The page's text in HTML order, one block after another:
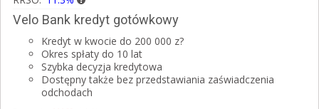
Velo Bank kredyt gotówkowy
Kredyt w kwocie do 200 000 z?
Okres spłaty do 10 lat
Szybka decyzja kredytowa
Dostępny także bez przedstawiania zaświadczenia
odchodach